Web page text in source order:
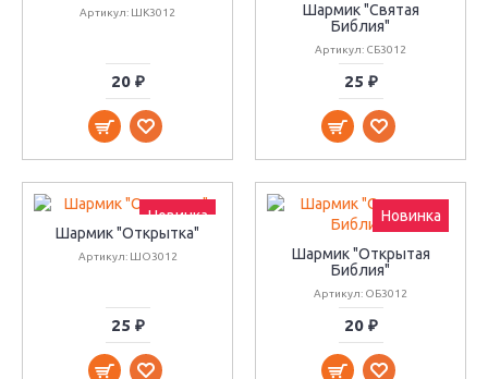
Артикул: ШК3012
20 ₽
Шармик "Святая
Библия"
Артикул: СБ3012
25 ₽
Новинка
Шармик "Открытка"
Артикул: ШО3012
25 ₽
Новинка
Шармик "Открытая
Библия"
Артикул: ОБ3012
20 ₽